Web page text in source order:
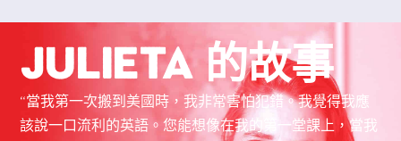
Julieta 的故事
“當我第一次搬到美國時，我非常害怕犯錯。我覺得我應
該說一口流利的英語。您能想像在我的第一堂課上，當我